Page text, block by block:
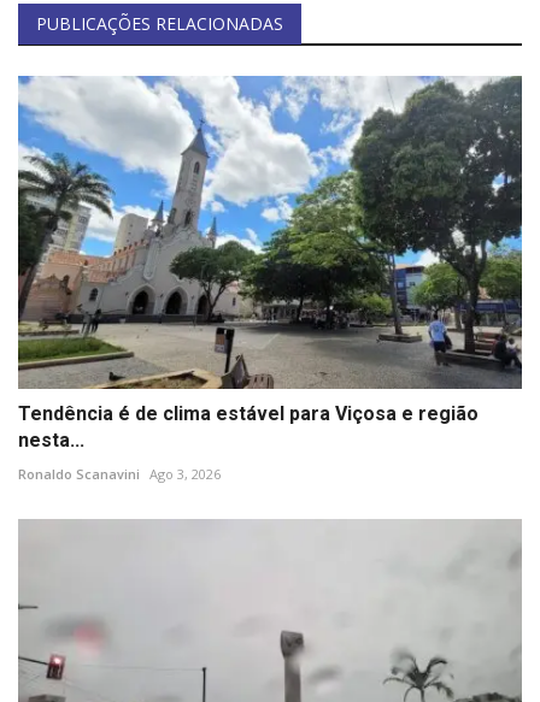
PUBLICAÇÕES RELACIONADAS
Tendência é de clima estável para Viçosa e região
nesta...
Ronaldo Scanavini Ago 3, 2026